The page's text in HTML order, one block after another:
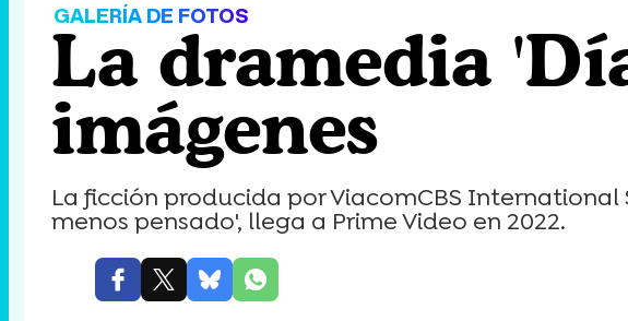
GALERÍA DE FOTOS
La dramedia
imágenes
La ficción producida por ViacomCBS
menos pensado', llega a Prime Video en 2022.